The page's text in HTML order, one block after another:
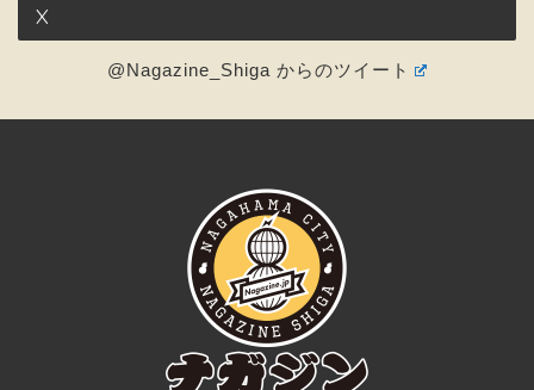
X
@Nagazine_Shiga からのツイート